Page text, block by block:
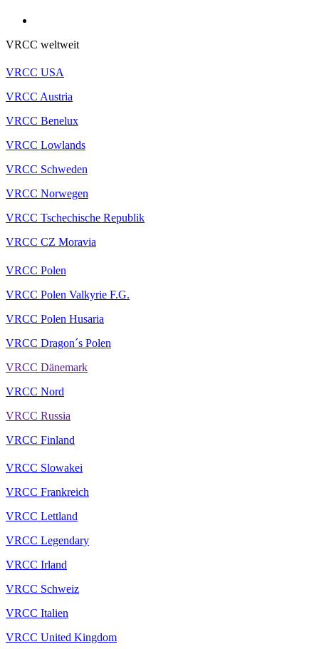
VRCC weltweit
VRCC USA
VRCC Austria
VRCC Benelux
VRCC Lowlands
VRCC Schweden
VRCC Norwegen
VRCC Tschechische Republik
VRCC CZ Moravia
VRCC Polen
VRCC Polen Valkyrie F.G.
VRCC Polen Husaria
VRCC Dragon´s Polen
VRCC Dänemark
VRCC Nord
VRCC Russia
VRCC Finland
VRCC Slowakei
VRCC Frankreich
VRCC Lettland
VRCC Legendary
VRCC Irland
VRCC Schweiz
VRCC Italien
VRCC United Kingdom